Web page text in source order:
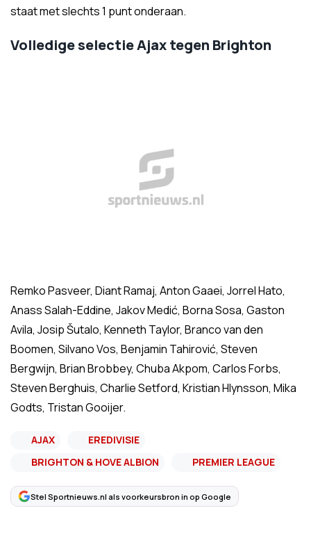
staat met slechts 1 punt onderaan.
Volledige selectie Ajax tegen Brighton
Remko Pasveer, Diant Ramaj, Anton Gaaei, Jorrel Hato,
Anass Salah-Eddine, Jakov Medić, Borna Sosa, Gaston
Avila, Josip Šutalo, Kenneth Taylor, Branco van den
Boomen, Silvano Vos, Benjamin Tahirović, Steven
Bergwijn, Brian Brobbey, Chuba Akpom, Carlos Forbs,
Steven Berghuis, Charlie Setford, Kristian Hlynsson, Mika
Godts, Tristan Gooijer.
AJAX
EREDIVISIE
BRIGHTON & HOVE ALBION
PREMIER LEAGUE
Stel Sportnieuws.nl als voorkeursbron in op Google